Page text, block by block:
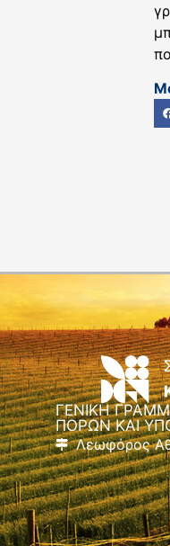
ΓΕΝΙΚΗ
ΠΟΡΩΝ ΚΑΙ
Λεωφόρος